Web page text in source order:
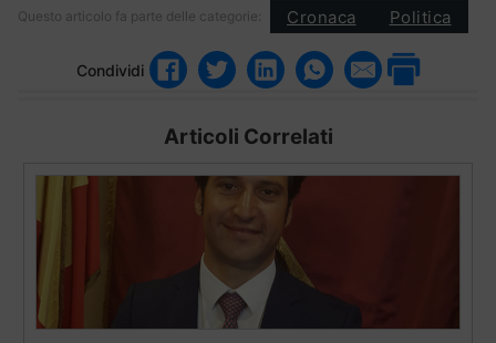
Questo articolo fa parte delle categorie: Cronaca Politica
Condividi
Articoli Correlati